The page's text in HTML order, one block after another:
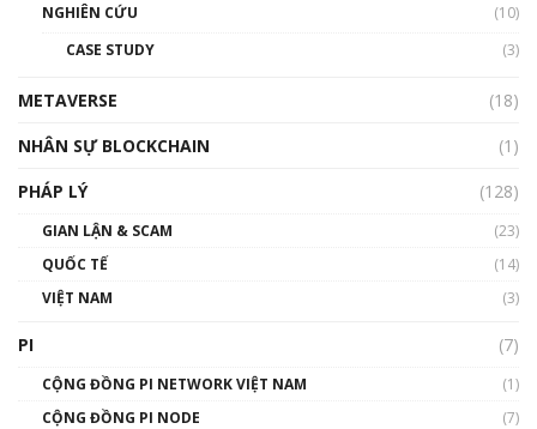
01:32:59
gió ấm
Talkshow 14: MemeCoin – Trò đùa tỷ đô
NGHIÊN CỨU
(10)
CASE STUDY
(3)
METAVERSE
(18)
NHÂN SỰ BLOCKCHAIN
(1)
PHÁP LÝ
(128)
GIAN LẬN & SCAM
(23)
QUỐC TẾ
(14)
VIỆT NAM
(3)
PI (7)
CỘNG ĐỒNG PI NETWORK VIỆT NAM
(1)
CỘNG ĐỒNG PI NODE
(7)